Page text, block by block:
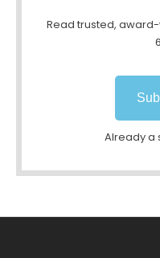
Read trusted,
Already a